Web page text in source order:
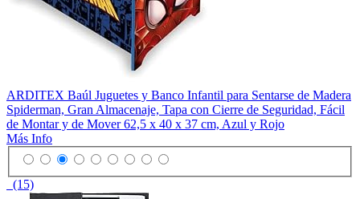
ARDITEX Baúl Juguetes y Banco Infantil para Sentarse de Madera
Spiderman, Gran Almacenaje, Tapa con Cierre de Seguridad, Fácil
de Montar y de Mover 62,5 x 40 x 37 cm, Azul y Rojo
Más Info
(15)